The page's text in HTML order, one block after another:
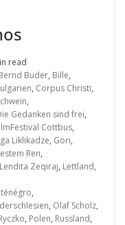
read
Buder, Bille,
, Corpus Christi,
,
Gedanken sind frei,
Cottbus,
Liklikadze, Gori,
Ren,
Lendita Zeqiraj, Lettland,
,
, Olaf Scholz,
, Polen, Russland,